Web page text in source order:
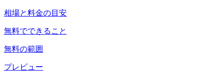
相場と料金の目安
無料でできること
無料の範囲
プレビュー